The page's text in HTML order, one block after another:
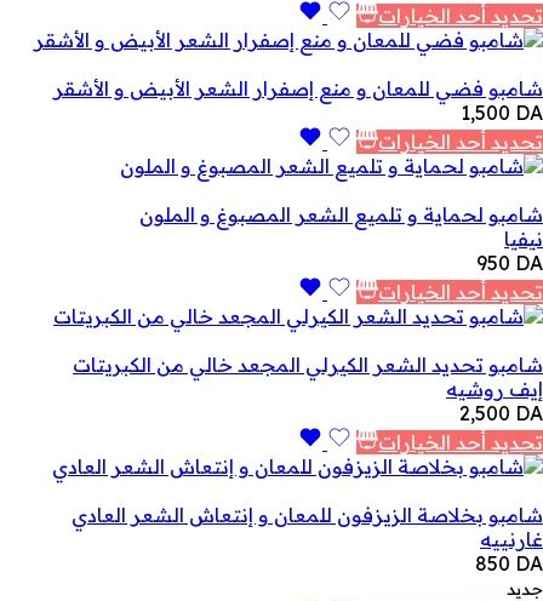
تحديد أحد الخيارات
شامبو فضي للمعان و منع إصفرار الشعر الأبيض و الأشقر
1,500 DA
تحديد أحد الخيارات
شامبو لحماية و تلميع الشعر المصبوغ و الملون
نيفيا
950 DA
تحديد أحد الخيارات
شامبو تحديد الشعر الكيرلي المجعد خالي من الكبريتات
إيف روشيه
2,500 DA
تحديد أحد الخيارات
شامبو بخلاصة الزيزفون للمعان و إنتعاش الشعر العادي
غارنييه
850 DA
جديد